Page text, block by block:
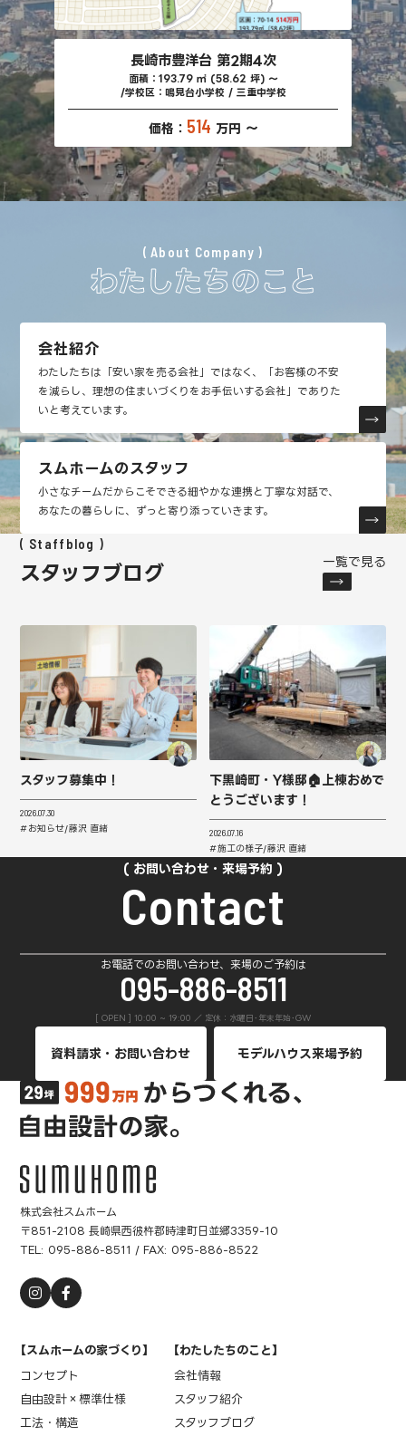
長崎市豊洋台 第2期4次
面積：193.79 ㎡ (58.62 坪) ～
学校区：鳴見台小学校 / 三重中学校
価格： 514 万円 ～
About Company
わたしたちのこと
会社紹介
わたしたちは「安い家を売る会社」ではなく、「お客様の不安
を減らし、理想の住まいづくりをお手伝いする会社」でありた
いと考えています。
スムホームのスタッフ
小さなチームだからこそできる細やかな連携と丁寧な対話で、
あなたの暮らしに、ずっと寄り添っていきます。
Staffblog
スタッフブログ
一覧で見る
スタッフ募集中！
2026.07.30
お知らせ 藤沢 直緒
下黒崎町・Y様邸🏠上棟おめで
とうございます！
2026.07.16
施工の様子 藤沢 直緒
お問い合わせ・来場予約
Contact
お電話でのお問い合わせ、来場のご予約は
095-886-8511
[ OPEN ] 10:00 ~ 19:00 ／ 定休：水曜日･年末年始･GW
資料請求・お問い合わせ モデルハウス来場予約
株式会社スムホーム
〒851-2108 長崎県西彼杵郡時津町日並郷3359-10
TEL: 095-886-8511 / FAX: 095-886-8522
【スムホームの家づくり】
コンセプト
自由設計×標準仕様
工法・構造
【わたしたちのこと】
会社情報
スタッフ紹介
スタッフブログ